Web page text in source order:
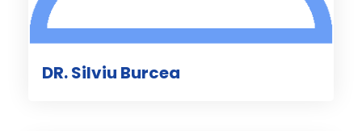
DR. Silviu Burcea